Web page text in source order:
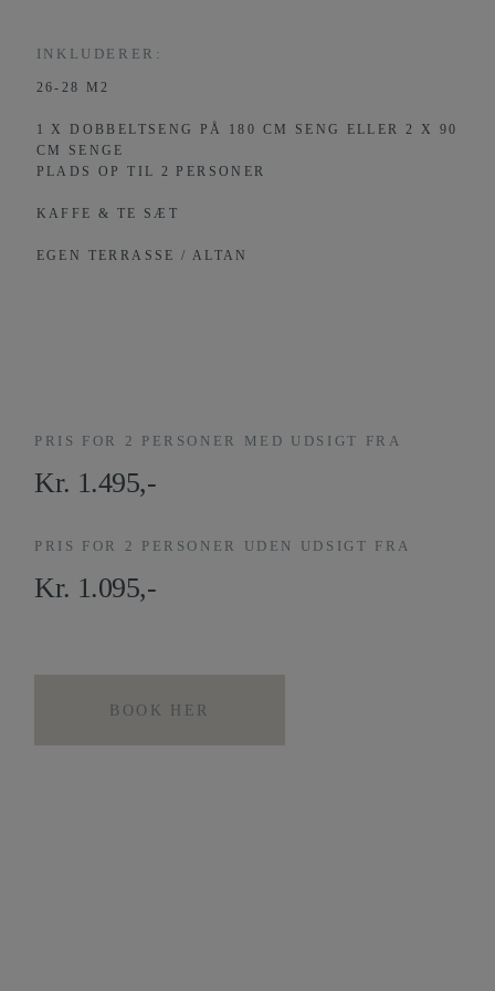
INKLUDERER:
26-28 M2
1 X DOBBELTSENG PÅ 180 CM SENG ELLER 2 X 90
CM SENGE
PLADS OP TIL 2 PERSONER
KAFFE & TE SÆT
EGEN TERRASSE / ALTAN
PRIS FOR 2 PERSONER MED UDSIGT FRA
Kr. 1.495,-
PRIS FOR 2 PERSONER UDEN UDSIGT FRA
Kr. 1.095,-
BOOK HER